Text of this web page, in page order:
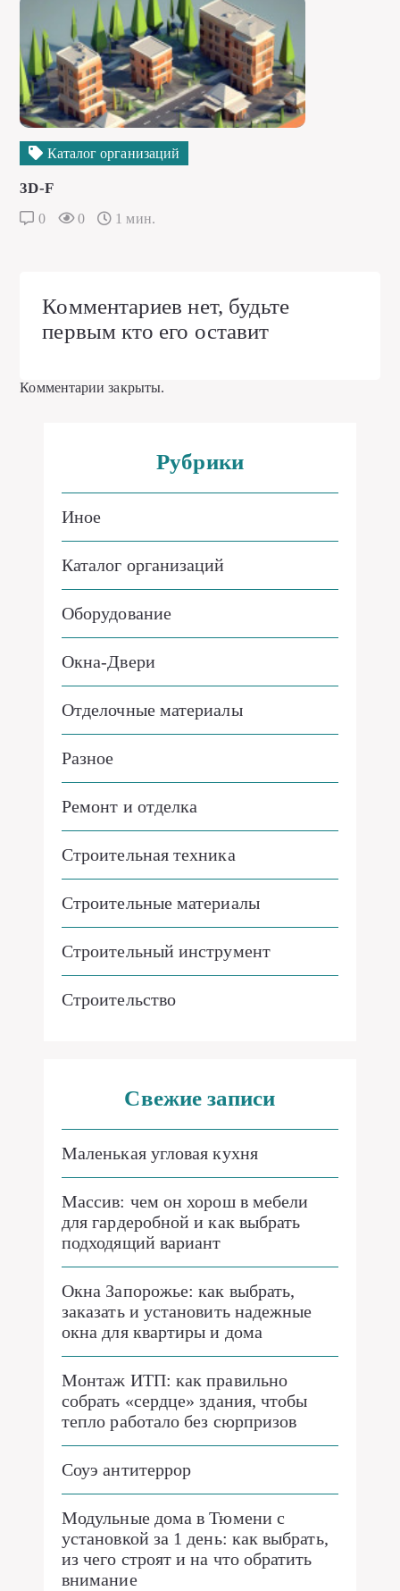
Каталог организаций
3D-F
0 0 1 мин.
Комментариев нет, будьте
первым кто его оставит
Комментарии закрыты.
Рубрики
Иное
Каталог организаций
Оборудование
Окна-Двери
Отделочные материалы
Разное
Ремонт и отделка
Строительная техника
Строительные материалы
Строительный инструмент
Строительство
Свежие записи
Маленькая угловая кухня
Массив: чем он хорош в мебели
для гардеробной и как выбрать
подходящий вариант
Окна Запорожье: как выбрать,
заказать и установить надежные
окна для квартиры и дома
Монтаж ИТП: как правильно
собрать «сердце» здания, чтобы
тепло работало без сюрпризов
Соуэ антитеррор
Модульные дома в Тюмени с
установкой за 1 день: как выбрать,
из чего строят и на что обратить
внимание